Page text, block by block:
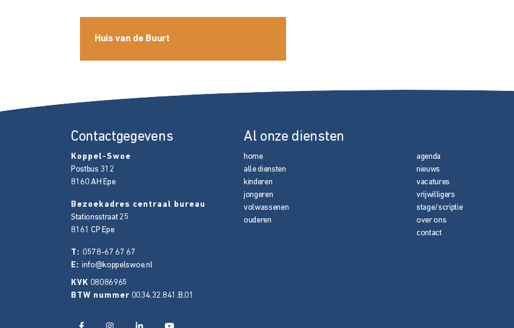
Huis van de Buurt
Contactgegevens
Koppel-Swoe
Postbus 312
8160 AH Epe
Bezoekadres centraal bureau
Stationsstraat 25
8161 CP Epe
T: 0578-67 67 67
E: info@koppelswoe.nl
KVK 08086965
BTW nummer 0034.32.841.B.01
Al onze diensten
home
alle diensten
kinderen
jongeren
volwassenen
ouderen
agenda
nieuws
vacatures
vrijwilligers
stage/scriptie
over ons
contact